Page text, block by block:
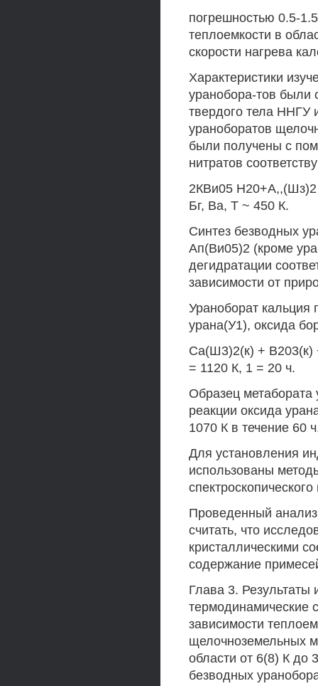
погрешностью 0.5-
теплоемкости в
скорости нагрева
Характеристики
уранобора-тов были
твердого тела ННГУ
ураноборатов
были получены с
нитратов
2КВи05
Бг, Ва, Т ~ 450 К.
Синтез безводных
Ап(Ви05)2 (кроме
дегидратации
зависимости от
Ураноборат кальция
урана(У1), оксида
Са(Ш3)2(к) + В203(к)
= 1120 К, 1 = 20 ч.
Образец
реакции оксида
1070 К в течение 60
Для установления
использованы
Проведенный анализ
считать, что
кристаллическими
содержание
Глава 3. Результаты
термодинамические
зависимости
щелочноземельных
области от 6(8) К до
безводных